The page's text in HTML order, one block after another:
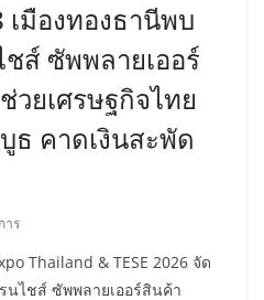
มืองทองธานีพบ
ส์ ซัพพลายเออร์
วยเศรษฐกิจไทย
ธ คาดเงินสะพัด
าร
Thailand & TESE 2026 จัด
ไชส์ ซัพพลายเออร์สินค้า